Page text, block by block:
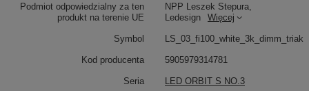
reprezentacyjnych strefach komercyjnych. Trzy źródła
światła rozmieszczone na różnych poziomach nadają
wrażenie nowoczesnej instalacji artystycznej.
Podmiot odpowiedzialny za ten
produkt na terenie UE
NPP Leszek Stepura,
Ledesign
Więcej
Symbol LS_03_fi100_white_3k_dimm_triak
Kod producenta 5905979314781
Seria LED ORBIT S NO.3